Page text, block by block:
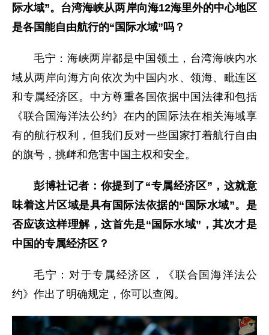
际水域”。台湾海峡从两岸向海12海里外的中心地区
是各国能自由航行的“国际水域”吗？
毛宁：海峡两岸都是中国领土，台湾海峡内水
域从两岸向海方向依次为中国内水、领海、毗连区
和专属经济区。中方尊重各国依据中国法律和包括
《联合国海洋法公约》在内的国际法在相关海域享
有的航行权利，但我们反对一些国家打着航行自由
的旗号，挑衅和危害中国主权和安全。
彭博社记者：你提到了“专属经济区”，这就意
味着这片区域是具有国际法依据的“国际水域”。是
否应该这样理解，这首先是“国际水域”，其次才是
中国的专属经济区？
毛宁：对于专属经济区，《联合国海洋法公
约》作出了明确规定，你可以查阅。